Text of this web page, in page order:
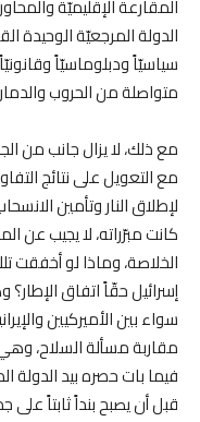
المقارعة الإقليميّة
الدولة المرجعيّة الوحيدة
سياسيّاً ودبلوماسيّاً
متواصلة من الحروب
مع ذلك، لا يزال جانب من
مع التعويل على نتائج
لإطلاق النار وتأمين
كانت مبرّراته، لا يجيب
الخلاصة، وماذا لو
إسرائيل حقّاً اتفاق
سواء بين الأميركيين
مقاربة مسألة السلاح، وهي
فيما بات حصره بيد الدولة
قبل أن يصبح بنداً ثابتاً